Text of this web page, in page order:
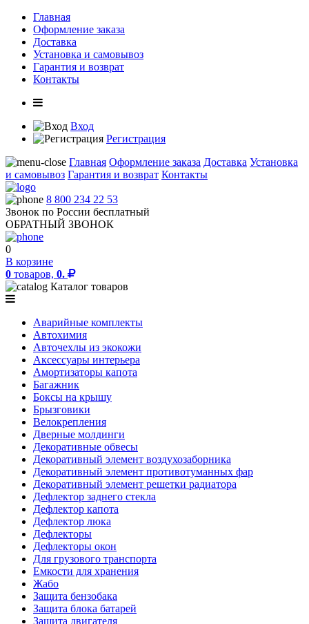
Главная
Оформление заказа
Доставка
Установка и самовывоз
Гарантия и возврат
Контакты
Вход
Регистрация
Главная Оформление заказа Доставка Установка
и самовывоз Гарантия и возврат Контакты
8 800 234 22 53
Звонок по России бесплатный
ОБРАТНЫЙ ЗВОНОК
0
В корзине
0 товаров, 0.
Каталог товаров
Аварийные комплекты
Автохимия
Авточехлы из экокожи
Аксессуары интерьера
Амортизаторы капота
Багажник
Боксы на крышу
Брызговики
Велокрепления
Дверные молдинги
Декоративные обвесы
Декоративный элемент воздухозаборника
Декоративный элемент противотуманных фар
Декоративный элемент решетки радиатора
Дефлектор заднего стекла
Дефлектор капота
Дефлектор люка
Дефлекторы
Дефлекторы окон
Для грузового транспорта
Емкости для хранения
Жабо
Защита бензобака
Защита блока батарей
Защита двигателя